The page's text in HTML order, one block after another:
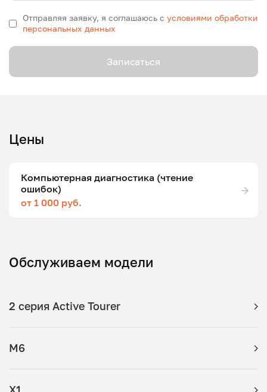
Отправляя заявку, я соглашаюсь с условиями обработки
персональных данных
Записаться
Цены
Компьютерная диагностика (чтение
ошибок)
от 1 000 руб.
Обслуживаем модели
2 серия Active Tourer
M6